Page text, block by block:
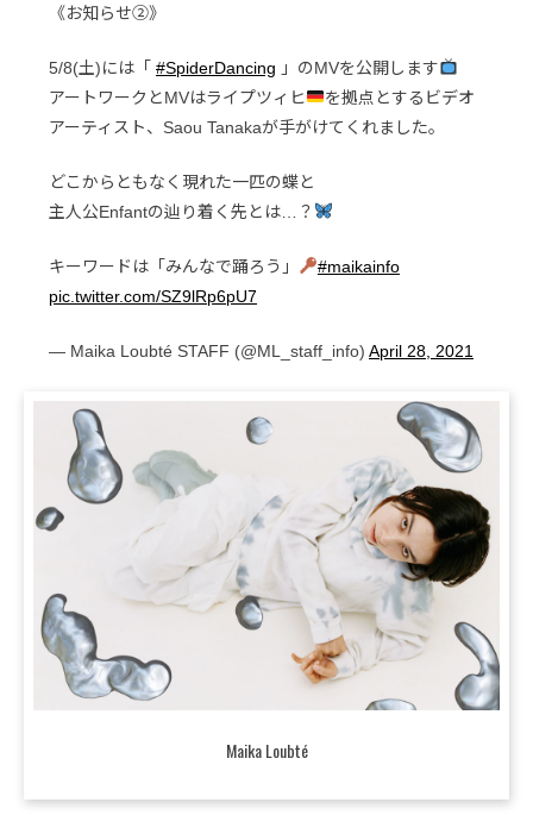
《お知らせ②》
5/8(土)には「 #SpiderDancing 」のMVを公開します
アートワークとMVはライプツィヒ
を拠点とするビデオ
アーティスト、Saou Tanakaが手がけてくれました。
どこからともなく現れた一匹の蝶と
主人公Enfantの辿り着く先とは…？
キーワードは「みんなで踊ろう」
#maikainfo
pic.twitter.com/SZ9lRp6pU7
— Maika Loubté STAFF (@ML_staff_info) April 28, 2021
Maika Loubté